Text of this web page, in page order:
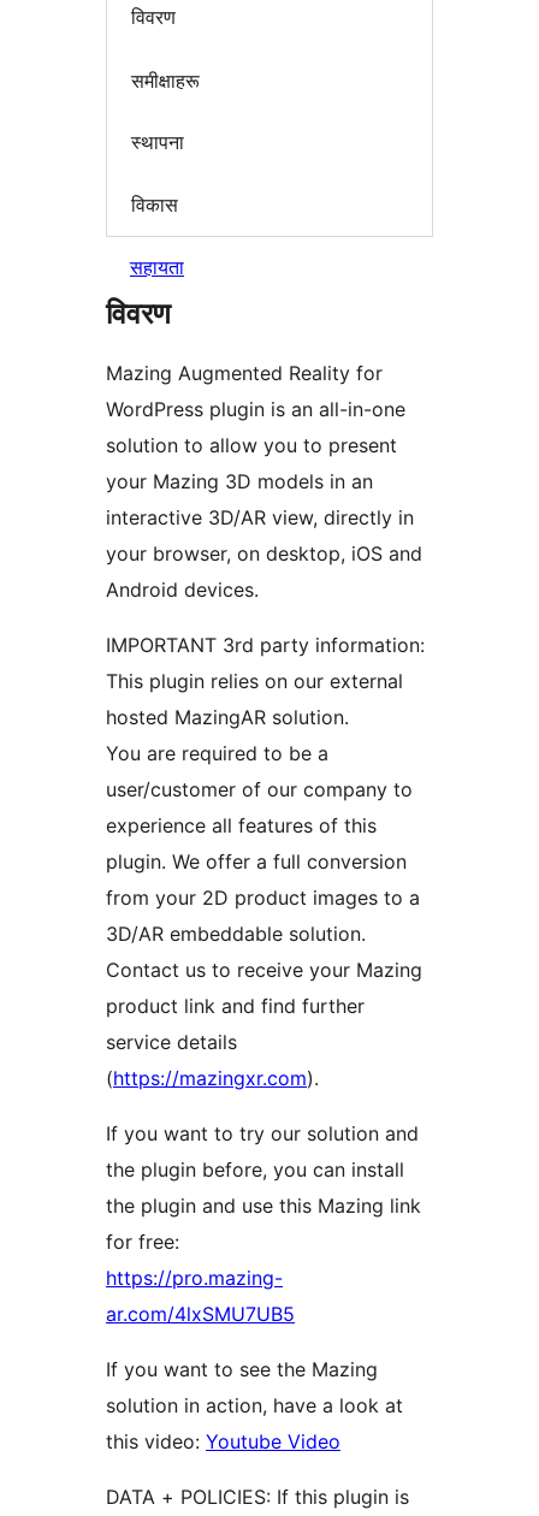
विवरण
समीक्षाहरू
स्थापना
विकास
सहायता
विवरण
Mazing Augmented Reality for
WordPress plugin is an all-in-one
solution to allow you to present
your Mazing 3D models in an
interactive 3D/AR view, directly in
your browser, on desktop, iOS and
Android devices.
IMPORTANT 3rd party information:
This plugin relies on our external
hosted MazingAR solution.
You are required to be a
user/customer of our company to
experience all features of this
plugin. We offer a full conversion
from your 2D product images to a
3D/AR embeddable solution.
Contact us to receive your Mazing
product link and find further
service details
(https://mazingxr.com).
If you want to try our solution and
the plugin before, you can install
the plugin and use this Mazing link
for free:
https://pro.mazing-
ar.com/4lxSMU7UB5
If you want to see the Mazing
solution in action, have a look at
this video: Youtube Video
DATA + POLICIES: If this plugin is